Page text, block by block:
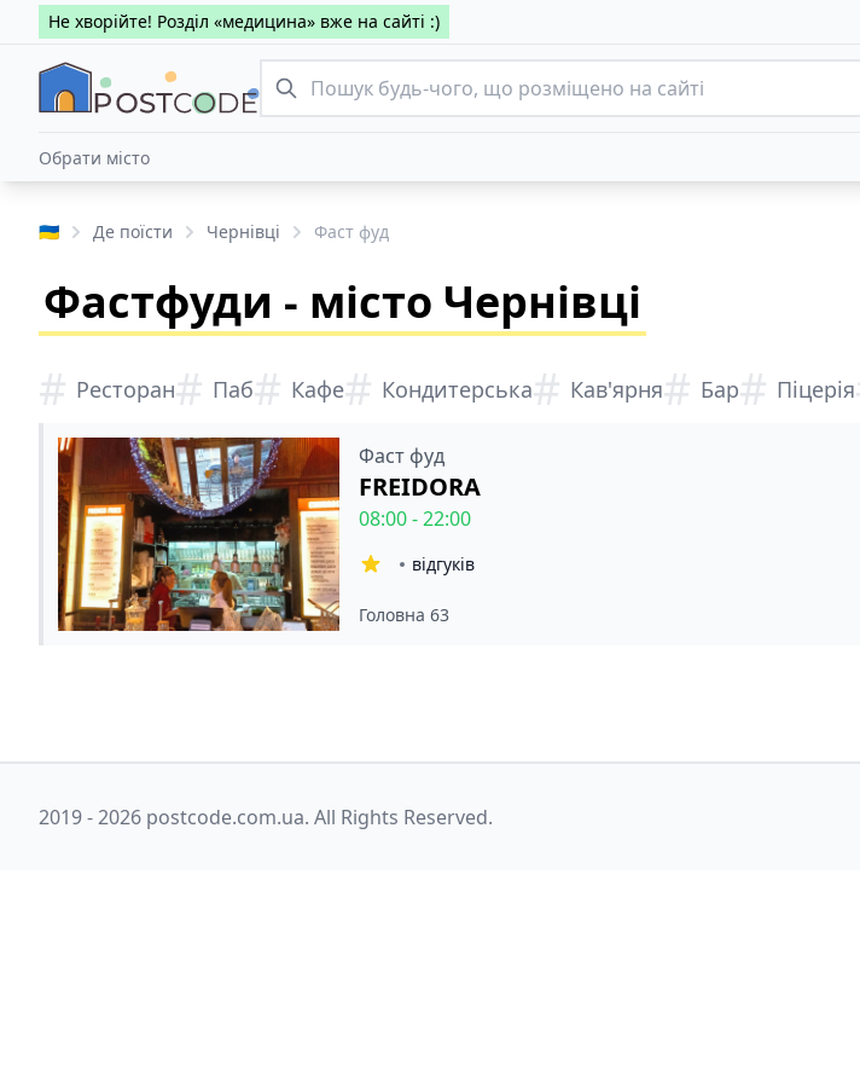
Не хворійте! Розділ «медицина» вже на сайті :)
Обрати місто
🇺🇦 Де поїсти Чернівці Фаст фуд
Фастфуди - місто Чернівці
# Ресторан# Паб# Кафе# Кондитерська# Кав'ярня# Бар# Піцерія
Фаст фуд
FREIDORA
08:00 - 22:00
відгуків
Головна 63
2019 - 2026 postcode.com.ua. All Rights Reserved.